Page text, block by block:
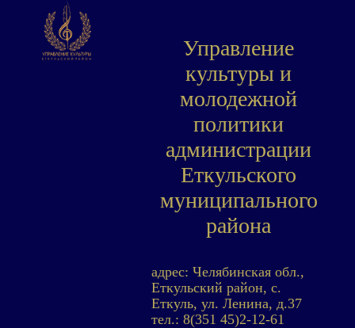
Управление
культуры и
молодежной
политики
администрации
Еткульского
муниципального
района
адрес: Челябинская обл.,
Еткульский район, с.
Еткуль, ул. Ленина, д.37
тел.: 8(351 45)2-12-61